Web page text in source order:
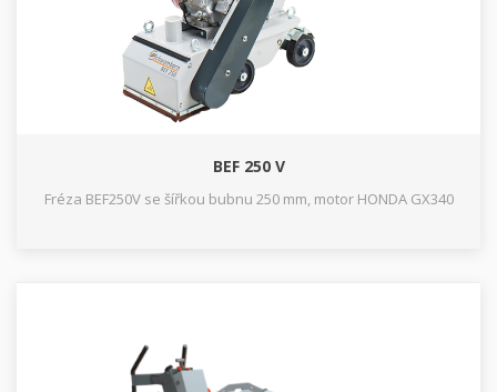
BEF 250 V
Fréza BEF250V se šířkou bubnu 250 mm, motor HONDA GX340